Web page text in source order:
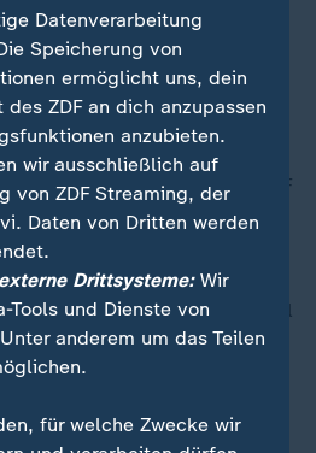
Trauertag aus.
: Die Ansetzungen der
stehen fest. ARD und ZDF
die WM-Qualifikation:In der
Reise zum erhofften WM-Titel
werden - bei diesem Spiel
WM-System einführen.
zum Gruppensieg:
Datenverarbeitung
Speicherung von
ermöglicht uns, dein
ZDF an dich anzupassen
anzubieten.
wir ausschließlich auf
von ZDF Streaming, der
Daten von Dritten werden
Drittsysteme:Wir
Tools und Dienste von
anderem um das Teilen
für welche Zwecke wir